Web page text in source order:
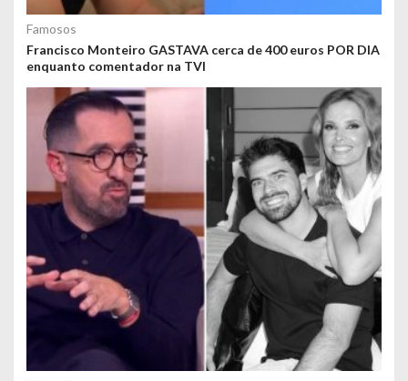
Famosos
Francisco Monteiro GASTAVA cerca de 400 euros POR DIA
enquanto comentador na TVI